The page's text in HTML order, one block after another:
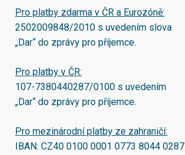
Pro platby zdarma v ČR a Eurozóně:
2502009848/2010 s uvedením slova
„Dar“ do zprávy pro příjemce.
Pro platby v ČR:
107-7380440287/0100 s uvedením
„Dar“ do zprávy pro příjemce.
Pro mezinárodní platby ze zahraničí:
IBAN: CZ40 0100 0001 0773 8044 0287